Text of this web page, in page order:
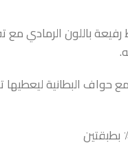
باللون الرمادي مع
البطانية ليعطيها